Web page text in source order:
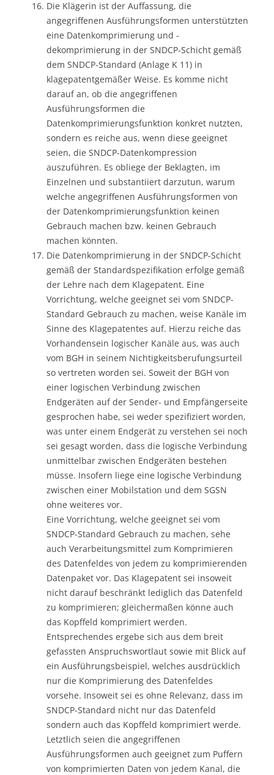
Die Klägerin ist der Auffassung, die
angegriffenen Ausführungsformen unterstützten
eine Datenkomprimierung und -
dekomprimierung in der SNDCP-Schicht gemäß
dem SNDCP-Standard (Anlage K 11) in
klagepatentgemäßer Weise. Es komme nicht
darauf an, ob die angegriffenen
Ausführungsformen die
Datenkomprimierungsfunktion konkret nutzten,
sondern es reiche aus, wenn diese geeignet
seien, die SNDCP-Datenkompression
auszuführen. Es obliege der Beklagten, im
Einzelnen und substantiiert darzutun, warum
welche angegriffenen Ausführungsformen von
der Datenkomprimierungsfunktion keinen
Gebrauch machen bzw. keinen Gebrauch
machen könnten.
Die Datenkomprimierung in der SNDCP-Schicht
gemäß der Standardspezifikation erfolge gemäß
der Lehre nach dem Klagepatent. Eine
Vorrichtung, welche geeignet sei vom SNDCP-
Standard Gebrauch zu machen, weise Kanäle im
Sinne des Klagepatentes auf. Hierzu reiche das
Vorhandensein logischer Kanäle aus, was auch
vom BGH in seinem Nichtigkeitsberufungsurteil
so vertreten worden sei. Soweit der BGH von
einer logischen Verbindung zwischen
Endgeräten auf der Sender- und Empfängerseite
gesprochen habe, sei weder spezifiziert worden,
was unter einem Endgerät zu verstehen sei noch
sei gesagt worden, dass die logische Verbindung
unmittelbar zwischen Endgeräten bestehen
müsse. Insofern liege eine logische Verbindung
zwischen einer Mobilstation und dem SGSN
ohne weiteres vor.
Eine Vorrichtung, welche geeignet sei vom
SNDCP-Standard Gebrauch zu machen, sehe
auch Verarbeitungsmittel zum Komprimieren
des Datenfeldes von jedem zu komprimierenden
Datenpaket vor. Das Klagepatent sei insoweit
nicht darauf beschränkt lediglich das Datenfeld
zu komprimieren; gleichermaßen könne auch
das Kopffeld komprimiert werden.
Entsprechendes ergebe sich aus dem breit
gefassten Anspruchswortlaut sowie mit Blick auf
ein Ausführungsbeispiel, welches ausdrücklich
nur die Komprimierung des Datenfeldes
vorsehe. Insoweit sei es ohne Relevanz, dass im
SNDCP-Standard nicht nur das Datenfeld
sondern auch das Kopffeld komprimiert werde.
Letztlich seien die angegriffenen
Ausführungsformen auch geeignet zum Puffern
von komprimierten Daten von jedem Kanal, die